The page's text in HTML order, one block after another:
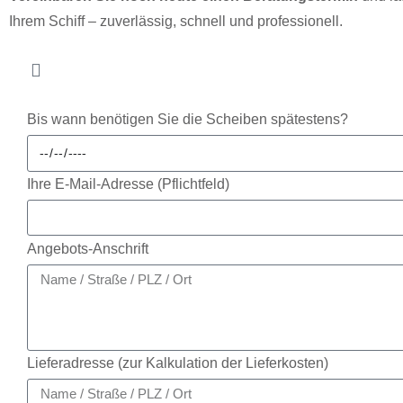
Ihrem Schiff – zuverlässig, schnell und professionell.
Bis wann benötigen Sie die Scheiben spätestens?
Ihre E-Mail-Adresse (Pflichtfeld)
Angebots-Anschrift
Lieferadresse (zur Kalkulation der Lieferkosten)